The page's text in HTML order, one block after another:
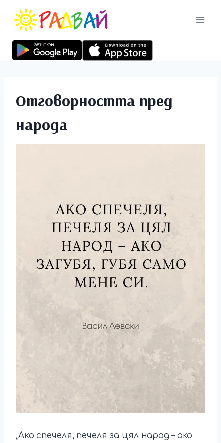
Отговорността пред
народа
„Ако спечеля, печеля за цял народ – ако